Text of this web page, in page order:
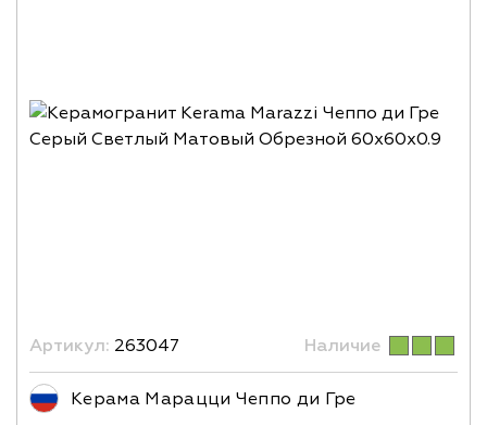
Артикул: 263047 Наличие
Керама Марацци Чеппо ди Гре